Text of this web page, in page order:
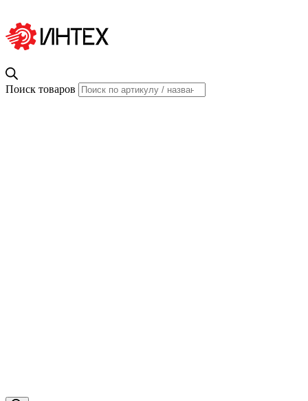
Поиск товаров